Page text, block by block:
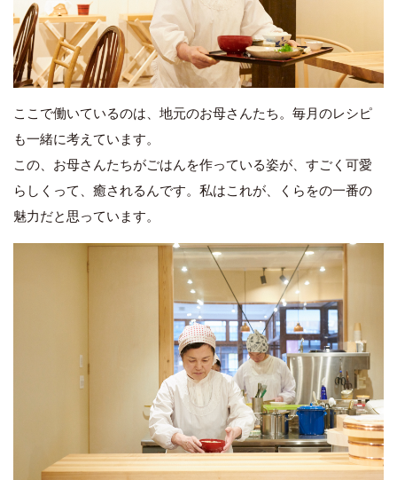
ここで働いているのは、地元のお母さんたち。毎月のレシピ
も一緒に考えています。
この、お母さんたちがごはんを作っている姿が、すごく可愛
らしくって、癒されるんです。私はこれが、くらをの一番の
魅力だと思っています。